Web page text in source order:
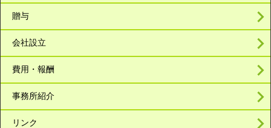
贈与
会社設立
費用・報酬
事務所紹介
リンク